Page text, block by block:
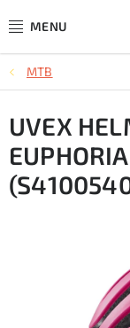
na
CYKLISTIKA
SJEZDOVÉ LYŽOVÁNÍ
SKIALPOVÉ LYŽOVÁNÍ
MTB
UVEX